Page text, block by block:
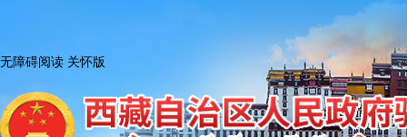
无障碍阅读 关怀版